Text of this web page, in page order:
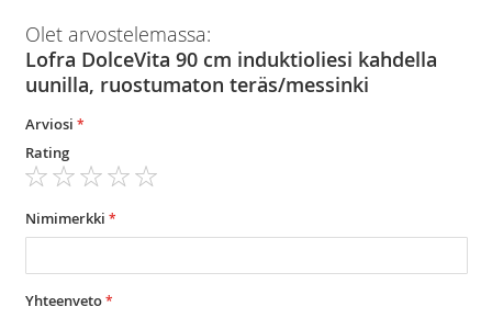
Olet arvostelemassa:
Lofra DolceVita 90 cm induktioliesi kahdella
uunilla, ruostumaton teräs/messinki
Arviosi
Rating
star
stars
stars
stars
stars
Nimimerkki
Yhteenveto